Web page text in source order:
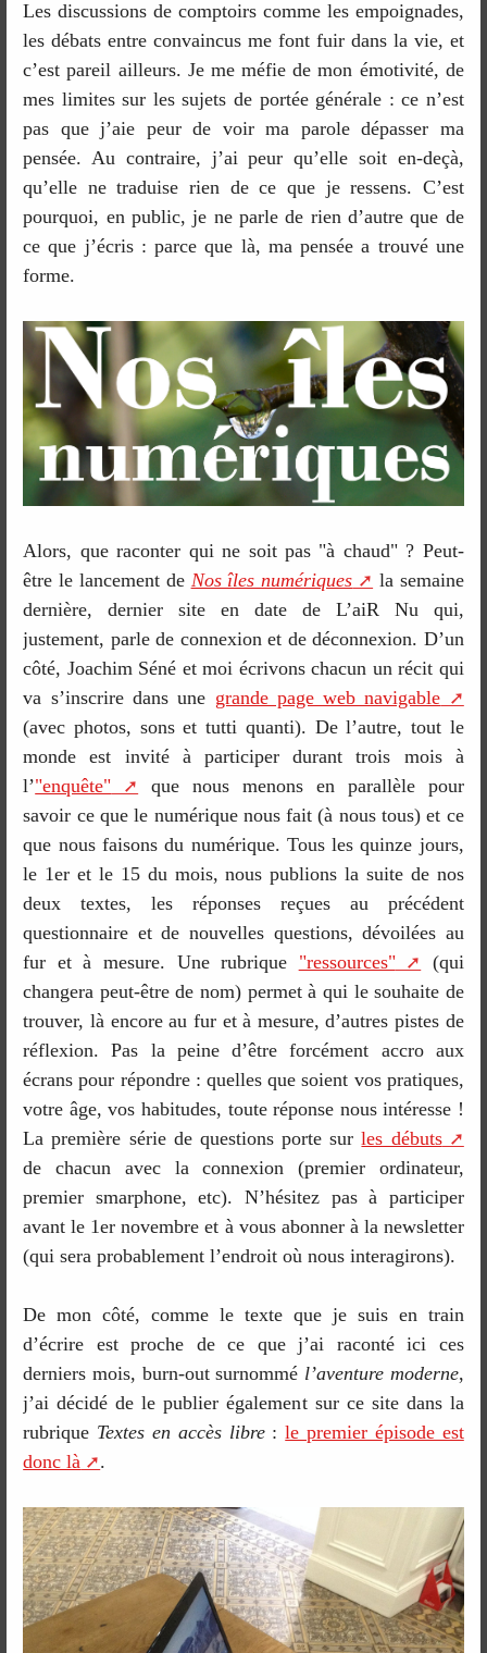
Les discussions de comptoirs comme les empoignades,
les débats entre convaincus me font fuir dans la vie, et
c’est pareil ailleurs. Je me méfie de mon émotivité, de
mes limites sur les sujets de portée générale : ce n’est
pas que j’aie peur de voir ma parole dépasser ma
pensée. Au contraire, j’ai peur qu’elle soit en-deçà,
qu’elle ne traduise rien de ce que je ressens. C’est
pourquoi, en public, je ne parle de rien d’autre que de
ce que j’écris : parce que là, ma pensée a trouvé une
forme.
Alors, que raconter qui ne soit pas "à chaud" ? Peut-
être le lancement de Nos îles numériques
la semaine
dernière, dernier site en date de L’aiR Nu qui,
justement, parle de connexion et de déconnexion. D’un
côté, Joachim Séné et moi écrivons chacun un récit qui
va s’inscrire dans une grande page web navigable
(avec photos, sons et tutti quanti). De l’autre, tout le
monde est invité à participer durant trois mois à
l’"enquête"
que nous menons en parallèle pour
savoir ce que le numérique nous fait (à nous tous) et ce
que nous faisons du numérique. Tous les quinze jours,
le 1er et le 15 du mois, nous publions la suite de nos
deux textes, les réponses reçues au précédent
questionnaire et de nouvelles questions, dévoilées au
fur et à mesure. Une rubrique "ressources"
(qui
changera peut-être de nom) permet à qui le souhaite de
trouver, là encore au fur et à mesure, d’autres pistes de
réflexion. Pas la peine d’être forcément accro aux
écrans pour répondre : quelles que soient vos pratiques,
votre âge, vos habitudes, toute réponse nous intéresse !
La première série de questions porte surles débuts
de chacun avec la connexion (premier ordinateur,
premier smarphone, etc). N’hésitez pas à participer
avant le 1er novembre et à vous abonner à la newsletter
(qui sera probablement l’endroit où nous interagirons).
De mon côté, comme le texte que je suis en train
d’écrire est proche de ce que j’ai raconté ici ces
derniers mois, burn-out surnommé l’aventure moderne,
j’ai décidé de le publier également sur ce site dans la
rubrique Textes en accès libre:le premier épisode est
donc là
.